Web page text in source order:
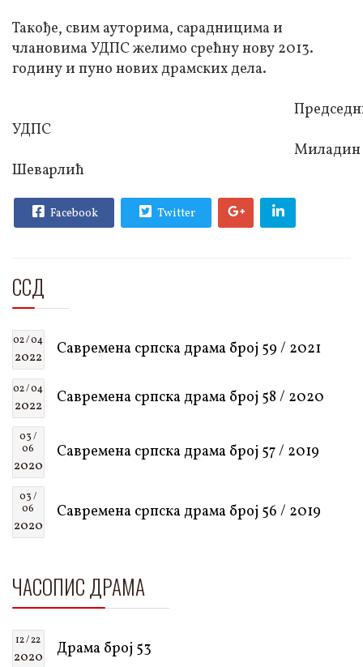
Такође, свим ауторима, сарадницима и
члановима УДПС желимо срећну нову 2013.
годину и пуно нових драмских дела.
УДПС
Миладин
Шеварлић
Facebook Twitter
ССД
02 / 04
2022 Савремена српска драма број 59 / 2021
02 / 04
2022 Савремена српска драма број 58 / 2020
03 /
06
2020
Савремена српска драма број 57 / 2019
03 /
06
2020
Савремена српска драма број 56 / 2019
ЧАСОПИС ДРАМА
12 / 22
2020 Драма број 53